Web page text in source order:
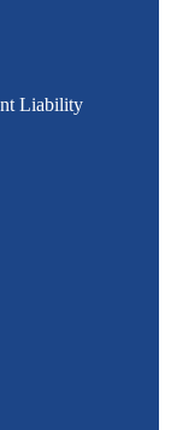
Liability